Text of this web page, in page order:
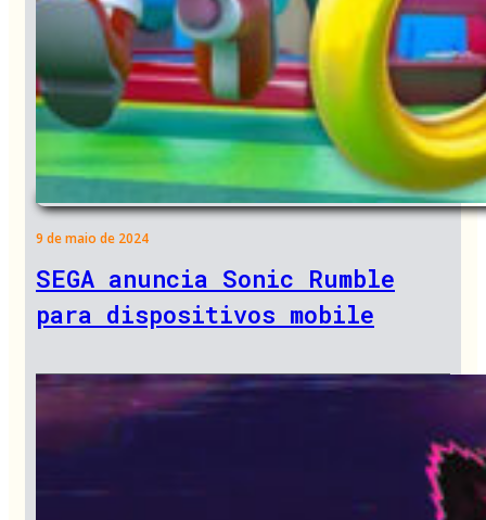
9 de maio de 2024
SEGA anuncia Sonic Rumble
para dispositivos mobile